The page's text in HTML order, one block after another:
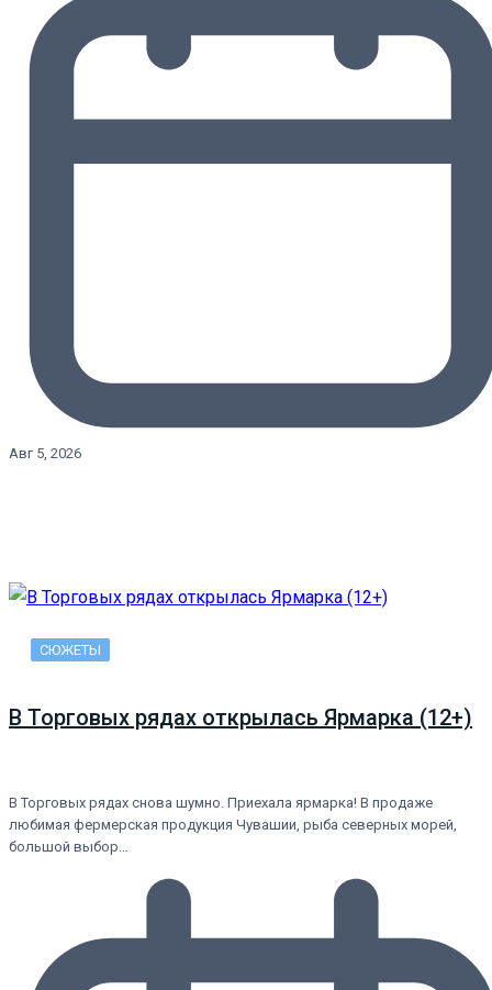
Авг 5, 2026
СЮЖЕТЫ
В Торговых рядах открылась Ярмарка (12+)
В Торговых рядах снова шумно. Приехала ярмарка! В продаже
любимая фермерская продукция Чувашии, рыба северных морей,
большой выбор…